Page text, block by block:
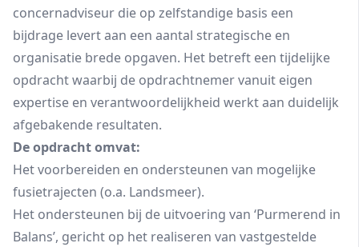
concernadviseur die op zelfstandige basis een
bijdrage levert aan een aantal strategische en
organisatie brede opgaven. Het betreft een tijdelijke
opdracht waarbij de opdrachtnemer vanuit eigen
expertise en verantwoordelijkheid werkt aan duidelijk
afgebakende resultaten.
De opdracht omvat:
Het voorbereiden en ondersteunen van mogelijke
fusietrajecten (o.a. Landsmeer).
Het ondersteunen bij de uitvoering van ‘Purmerend in
Balans’, gericht op het realiseren van vastgestelde